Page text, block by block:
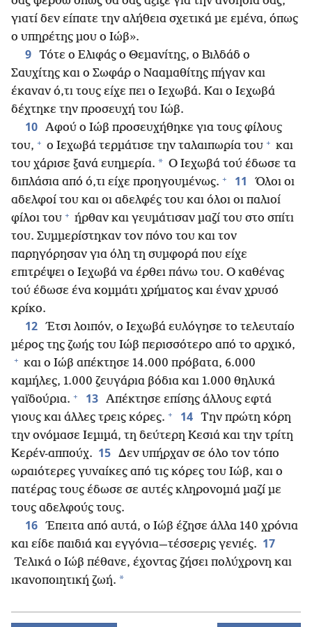
γιατί δεν είπατε την αλήθεια σχετικά με εμένα, όπως
ο υπηρέτης μου ο Ιώβ».
9 Τότε ο Ελιφάς ο Θεμανίτης, ο Βιλδάδ ο
Σαυχίτης και ο Σωφάρ ο Νααμαθίτης πήγαν και
έκαναν ό,τι τους είχε πει ο Ιεχωβά. Και ο Ιεχωβά
δέχτηκε την προσευχή του Ιώβ.
10 Αφού ο Ιώβ προσευχήθηκε για τους φίλους
του, + ο Ιεχωβά τερμάτισε την ταλαιπωρία του + και
του χάρισε ξανά ευημερία. * Ο Ιεχωβά τού έδωσε τα
διπλάσια από ό,τι είχε προηγουμένως. + 11
Όλοι οι
αδελφοί του και οι αδελφές του και όλοι οι παλιοί
φίλοι του + ήρθαν και γευμάτισαν μαζί του στο σπίτι
του. Συμμερίστηκαν τον πόνο του και τον
παρηγόρησαν για όλη τη συμφορά που είχε
επιτρέψει ο Ιεχωβά να έρθει πάνω του. Ο καθένας
τού έδωσε ένα κομμάτι χρήματος και έναν χρυσό
κρίκο.
12 Έτσι λοιπόν, ο Ιεχωβά ευλόγησε το τελευταίο
μέρος της ζωής του Ιώβ περισσότερο από το αρχικό,
+ και ο Ιώβ απέκτησε 14.000 πρόβατα, 6.000
καμήλες, 1.000 ζευγάρια βόδια και 1.000 θηλυκά
γαϊδούρια. + 13 Απέκτησε επίσης άλλους εφτά
γιους και άλλες τρεις κόρες. + 14 Την πρώτη κόρη
την ονόμασε Ιεμιμά, τη δεύτερη Κεσιά και την τρίτη
Κερέν-αππούχ. 15 Δεν υπήρχαν σε όλο τον τόπο
ωραιότερες γυναίκες από τις κόρες του Ιώβ, και ο
πατέρας τους έδωσε σε αυτές κληρονομιά μαζί με
τους αδελφούς τους.
16 Έπειτα από αυτά, ο Ιώβ έζησε άλλα 140 χρόνια
και είδε παιδιά και εγγόνια—τέσσερις γενιές. 17
Τελικά ο Ιώβ πέθανε, έχοντας ζήσει πολύχρονη και
ικανοποιητική ζωή. *